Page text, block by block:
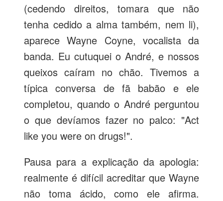
(cedendo direitos, tomara que não
tenha cedido a alma também, nem li),
aparece Wayne Coyne, vocalista da
banda. Eu cutuquei o André, e nossos
queixos caíram no chão. Tivemos a
típica conversa de fã babão e ele
completou, quando o André perguntou
o que devíamos fazer no palco: "Act
like you were on drugs!".
Pausa para a explicação da apologia:
realmente é difícil acreditar que Wayne
não toma ácido, como ele afirma.